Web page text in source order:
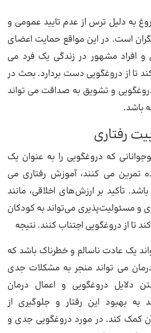
به دلیل ترس از عدم تایید عمومی و
است. در این مواقع حمایت اعضای
و افراد مشهور در زندگی یک فرد می
تا از دروغگویی دست بردارد. بحث در
و تشویق به صداقت می تواند
باشد.
رفتاری
که دروغگویی را به عنوان یک
تمرین می کنند، آموزش رفتاری می
باشد. تأکید بر ارزش‌های اخلاقی، مانند
و مسئولیت‌پذیری می‌تواند به کودکان
تا از دروغگویی اجتناب کنند. نتیجه
یک عادت ناسالم و خطرناک باشد که
می تواند منجر به مشکلات جدی
دلایل دروغگویی و اعمال درمان
به بهبود این رفتار و جلوگیری از
کمک کند. در مورد دروغگویی جدی و